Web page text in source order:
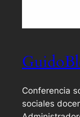
Conferencia
sociales